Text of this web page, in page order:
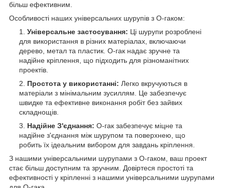
більш ефективним.
Особливості наших універсальних шурупів з О-гаком:
Універсальне застосування: Ці шурупи розроблені
для використання в різних матеріалах, включаючи
дерево, метал та пластик. О-гак надає зручне та
надійне кріплення, що підходить для різноманітних
проектів.
Простота у використанні: Легко вкручуються в
матеріали з мінімальним зусиллям. Це забезпечує
швидке та ефективне виконання робіт без зайвих
складнощів.
Надійне З'єднання: О-гак забезпечує міцне та
надійне з'єднання між шурупом та поверхнею, що
робить їх ідеальним вибором для завдань кріплення.
З нашими універсальними шурупами з О-гаком, ваш проект
стає більш доступним та зручним. Довіртеся простоті та
ефективності у кріпленні з нашими універсальними шурупами